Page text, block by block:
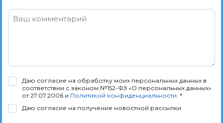
Ваш комментарий
Даю согласие на обработку моих персональных данных в
соответствии с законом №152-ФЗ «О персональных данных»
от 27.07.2006 и Политикой конфиденциальности . *
Даю согласие на получение новостной рассылки